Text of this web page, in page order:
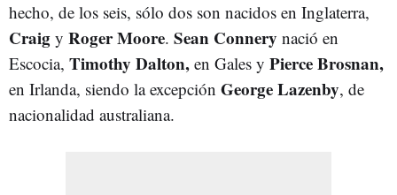
hecho, de los seis, sólo dos son nacidos en Inglaterra,
Craig y Roger Moore. Sean Connery nació en
Escocia, Timothy Dalton, en Gales y Pierce Brosnan,
en Irlanda, siendo la excepción George Lazenby, de
nacionalidad australiana.